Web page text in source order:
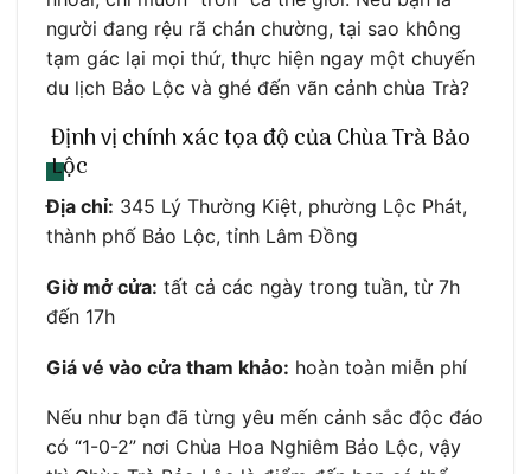
người đang rệu rã chán chường, tại sao không
tạm gác lại mọi thứ, thực hiện ngay một chuyến
du lịch Bảo Lộc và ghé đến vãn cảnh chùa Trà?
Định vị chính xác tọa độ của Chùa Trà Bảo
Lộc
Địa chỉ: 345 Lý Thường Kiệt, phường Lộc Phát,
thành phố Bảo Lộc, tỉnh Lâm Đồng
Giờ mở cửa: tất cả các ngày trong tuần, từ 7h
đến 17h
Giá vé vào cửa tham khảo: hoàn toàn miễn phí
Nếu như bạn đã từng yêu mến cảnh sắc độc đáo
có “1-0-2” nơi Chùa Hoa Nghiêm Bảo Lộc, vậy